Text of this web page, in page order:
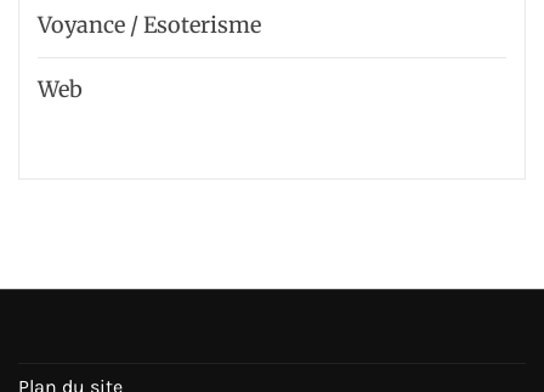
Voyance / Esoterisme
Web
Plan du site